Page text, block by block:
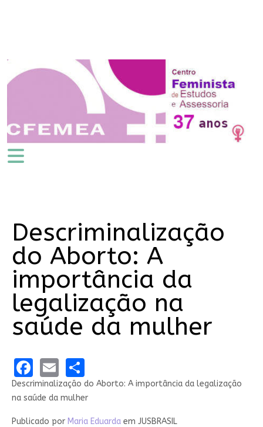
Descriminalização
do Aborto: A
importância da
legalização na
saúde da mulher
Facebook
EmailShare
Descriminalização do Aborto: A importância da legalização
na saúde da mulher
Publicado por Maria Eduardaem JUSBRASIL